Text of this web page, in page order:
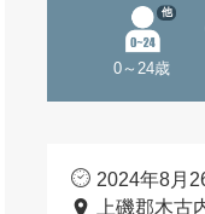
0～24歳
他
2024年8月
上磯郡木古